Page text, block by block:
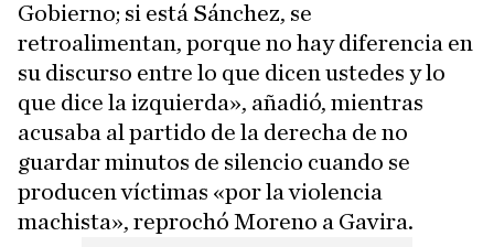
Gobierno; si está Sánchez, se
retroalimentan, porque no hay diferencia en
su discurso entre lo que dicen ustedes y lo
que dice la izquierda», añadió, mientras
acusaba al partido de la derecha de no
guardar minutos de silencio cuando se
producen víctimas «por la violencia
machista», reprochó Moreno a Gavira.